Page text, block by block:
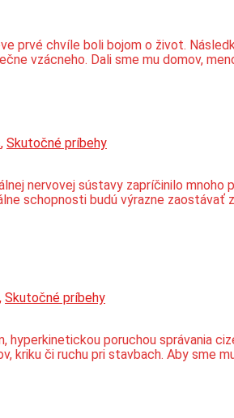
prvé chvíle boli bojom o život.
vzácneho. Dali sme mu domov,
, Skutočné príbehy
nervovej sústavy zapríčinilo mnoho
schopnosti budú výrazne zaostávať
, Skutočné príbehy
poruchou správania
či ruchu pri stavbach. Aby sme